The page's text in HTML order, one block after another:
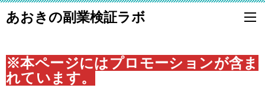
あおきの副業検証ラボ
※本ページにはプロモーションが含ま
れています。